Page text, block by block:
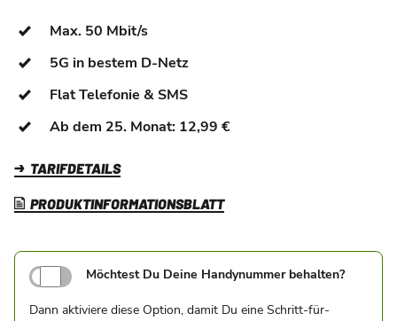
Max. 50 Mbit/s
5G in bestem D-Netz
Flat Telefonie & SMS
Ab dem 25. Monat: 12,99 €
TARIFDETAILS
PRODUKTINFORMATIONSBLATT
Möchtest Du Deine Handynummer behalten?
Dann aktiviere diese Option, damit Du eine Schritt-für-